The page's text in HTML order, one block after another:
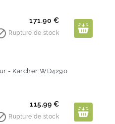
Prix
171.90 €
Rupture de stock
- Kärcher WD4290
Prix
115.99 €
Rupture de stock